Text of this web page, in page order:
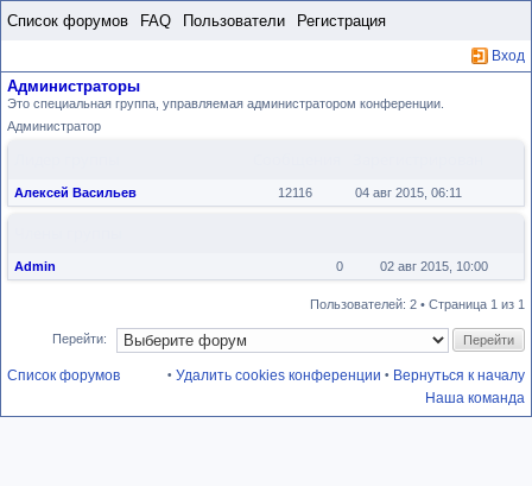
Список форумов FAQ Пользователи Регистрация
Вход
Администраторы
Это специальная группа, управляемая администратором конференции.
Администратор
Алексей Васильев 12116 04 авг 2015, 06:11
Admin 0 02 авг 2015, 10:00
Пользователей: 2 • Страница 1 из 1
Перейти:
Список форумов • Вернуться к началу
• Удалить cookies конференции
Наша команда